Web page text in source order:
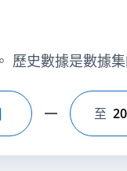
歷史數據是數據
選擇
至